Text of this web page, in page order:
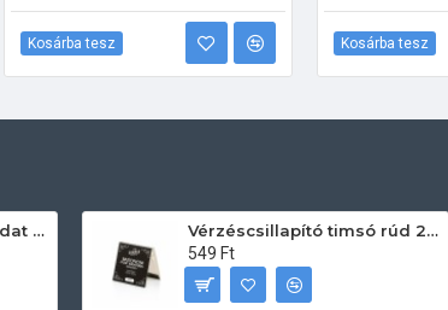
Kosárba tesz Kosárba tesz
3% Hidrogén-peroxid oldat (sebfertőtlenítő) 100ml
Vérzéscsillapító timsó rúd 20db
549 Ft